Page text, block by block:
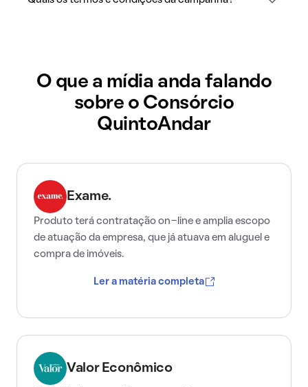
O que a mídia anda falando
sobre o Consórcio
QuintoAndar
Exame.
Produto terá contratação on-line e amplia escopo
de atuação da empresa, que já atuava em aluguel e
compra de imóveis.
Ler a matéria completa
Valor Econômico